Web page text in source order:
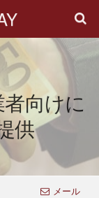
向けに
供
メール